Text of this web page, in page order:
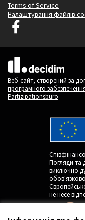
Terms of Service
Налаштування файлів
Graz Gemeinsam
(Зовнішнє
Веб-сайт, створений за
програмного забезпечення
Partizipationsbüro
Погляди та
виключно
не несе